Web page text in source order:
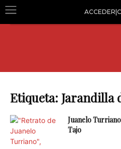
Etiqueta: Jarandilla
Juanelo
Tajo